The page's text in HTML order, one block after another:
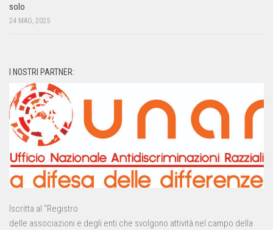
solo
24 MAG, 2025
I NOSTRI PARTNER:
Iscritta al “Registro
delle associazioni e degli enti che svolgono attività nel campo della